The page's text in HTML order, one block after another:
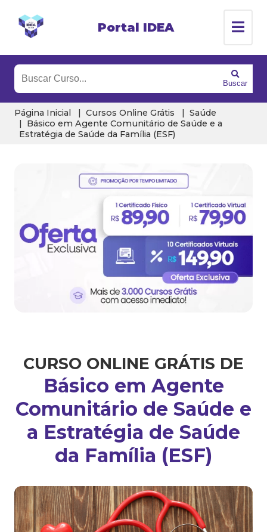
Portal IDEA
Buscar
Página Inicial Cursos Online Grátis
Saúde
Básico em Agente Comunitário de Saúde e a
Estratégia de Saúde da Família (ESF)
CURSO ONLINE GRÁTIS DE
Básico em Agente
Comunitário de Saúde e
a Estratégia de Saúde
da Família (ESF)